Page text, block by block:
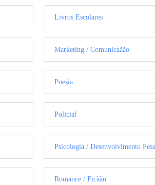
Livros Escolares
Marketing / Comunicaãão
Poesia
Policial
Psicologia / Desenvolvimento
Romance / Ficãão